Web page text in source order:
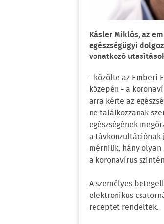
Kásler Miklós, az
egészségügyi
vonatkozó
- közölte az Emberi
közepén - a
arra kérte az
ne találkozzanak
egészségének
a távkonzultációnak
mérniük, hány
a koronavírus
A személyes
elektronikus
receptet rendeltek.